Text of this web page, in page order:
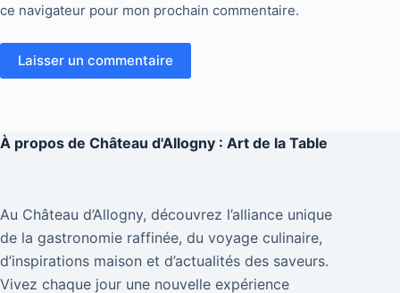
ce navigateur pour mon prochain commentaire.
Laisser un commentaire
À propos de Château d'Allogny : Art de la Table
Au Château d’Allogny, découvrez l’alliance unique
de la gastronomie raffinée, du voyage culinaire,
d’inspirations maison et d’actualités des saveurs.
Vivez chaque jour une nouvelle expérience